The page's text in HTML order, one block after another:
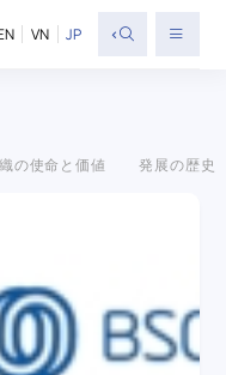
VN JP <
の使命と価値 発展の歴史